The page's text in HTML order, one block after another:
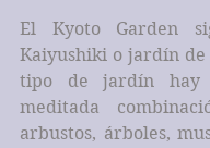
El Kyoto Garden
Kaiyushiki o jardín de
tipo de jardín hay
meditada
arbustos, árboles,